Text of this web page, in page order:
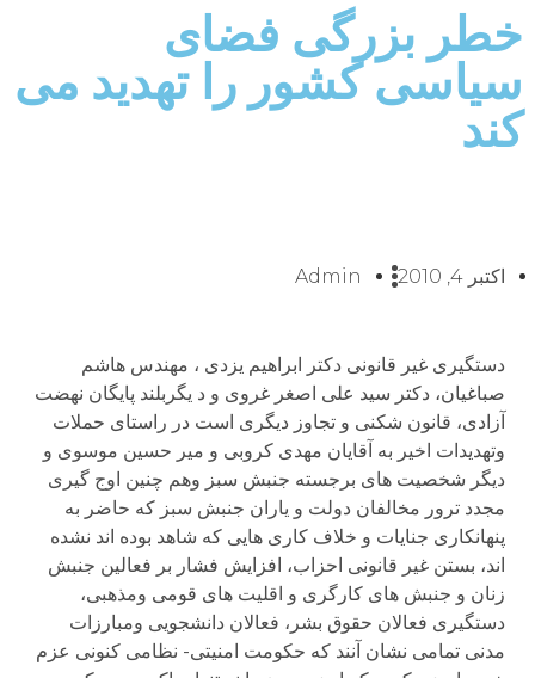
خطر بزرگی فضای
سیاسی کشور را تهدید می
کند
اکتبر 4, 2010 Admin
دستگيری غير قانونی دکتر ابراھيم يزدی ، مھندس ھاشم
صباغيان، دکتر سيد علی اصغر غروی و د يگربلند پايگان نھضت
آزادی، قانون شکنی و تجاوز ديگری است در راستای حملات
وتھديدات اخير به آقايان مھدی کروبی و مير حسين موسوی و
ديگر شخصيت ھای برجسته جنبش سبز وھم چنين اوج گيری
مجدد ترور مخالفان دولت و ياران جنبش سبز که حاضر به
پنھانکاری جنايات و خلاف کاری ھايی که شاھد بوده اند نشده
اند، بستن غير قانونی احزاب، افزايش فشار بر فعالين جنبش
زنان و جنبش ھای کارگری و اقليت ھای قومی ومذھبی،
دستگيری فعالان حقوق بشر، فعالان دانشجويی ومبارزات
مدنی تمامی نشان آنند که حکومت امنيتی- نظامی کنونی عزم